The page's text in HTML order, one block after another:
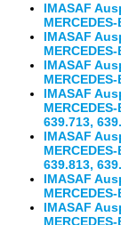
IMASAF
IMASAF
IMASAF
IMASAF
639.713,
IMASAF
639.813,
IMASAF
IMASAF